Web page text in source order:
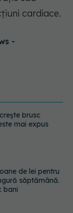
cardiace.
-
de lei pentru
săptămână.